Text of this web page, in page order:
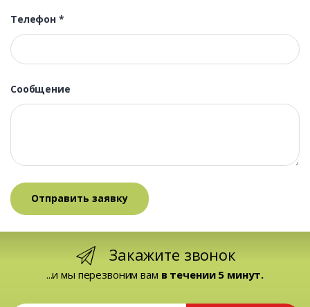
Телефон *
Сообщение
Закажите звонок
...и мы перезвоним вам в течении 5 минут.